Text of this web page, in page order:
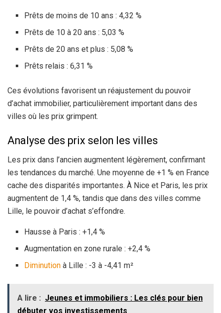
Prêts de moins de 10 ans : 4,32 %
Prêts de 10 à 20 ans : 5,03 %
Prêts de 20 ans et plus : 5,08 %
Prêts relais : 6,31 %
Ces évolutions favorisent un réajustement du pouvoir
d’achat immobilier, particulièrement important dans des
villes où les prix grimpent.
Analyse des prix selon les villes
Les prix dans l’ancien augmentent légèrement, confirmant
les tendances du marché. Une moyenne de +1 % en France
cache des disparités importantes. À Nice et Paris, les prix
augmentent de 1,4 %, tandis que dans des villes comme
Lille, le pouvoir d’achat s’effondre.
Hausse à Paris : +1,4 %
Augmentation en zone rurale : +2,4 %
Diminution à Lille : -3 à -4,41 m²
A lire : Jeunes et immobiliers : Les clés pour bien
débuter vos investissements